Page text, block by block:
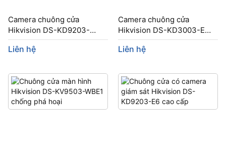
Camera chuông cửa
Hikvision DS-KD9203-
FTE6 nhận diện khuôn
mặt
Liên hệ
Camera chuông cửa
Hikvision DS-KD3003-E6
kết nối 500 màn hình
Liên hệ